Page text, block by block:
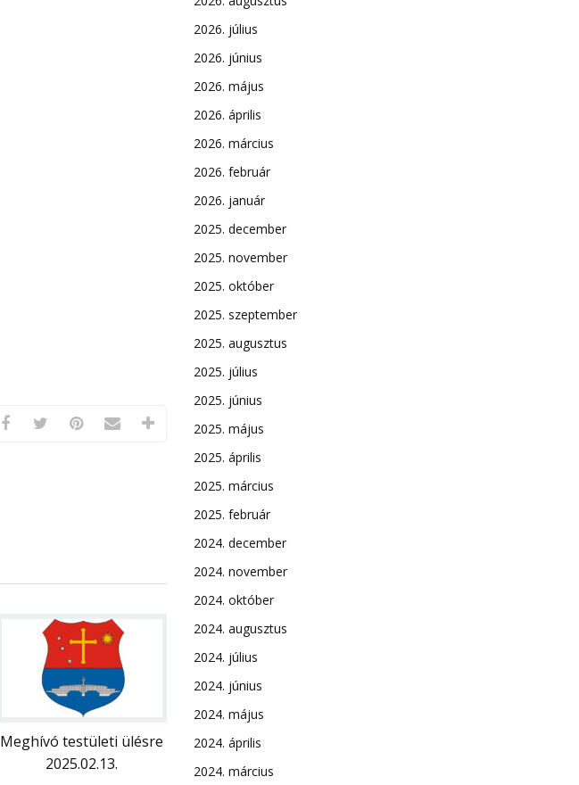
Meghívó testületi ülésre
2025.02.13.
2026. július
2026. június
2026. május
2026. április
2026. március
2026. február
2026. január
2025. december
2025. november
2025. október
2025. szeptember
2025. augusztus
2025. július
2025. június
2025. május
2025. április
2025. március
2025. február
2024. december
2024. november
2024. október
2024. augusztus
2024. július
2024. június
2024. május
2024. április
2024. március